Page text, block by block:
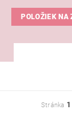
POLOŽIEK
Stránka 1